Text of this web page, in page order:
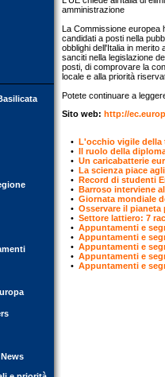
amministrazione
La Commissione europea
candidati a posti nella
obblighi dell'Italia in merito
sanciti nella legislazione
posti, di comprovare la
locale e alla priorità
Potete continuare a
Sito web: http://
• L'occhio vigile della
• Il ruolo della
• Un caricabatterie
• La scienza piace
• Record di studenti
• Barroso interviene
• Giornata mondiale
• Osservare il
• Settore lattiero: 7
• Appuntamenti e
• Appuntamenti e
• Appuntamenti e
• Appuntamenti e
• Appuntamenti e